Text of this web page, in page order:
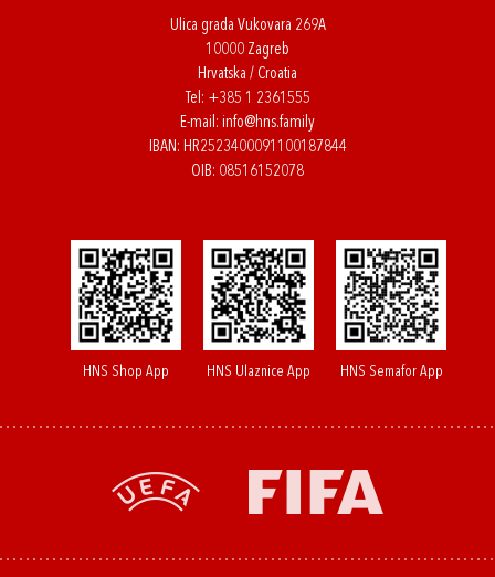
Ulica grada Vukovara 269A
10000 Zagreb
Hrvatska / Croatia
Tel: +385 1 2361555
E-mail: info@hns.family
IBAN: HR2523400091100187844
OIB: 08516152078
HNS Shop App HNS Ulaznice App HNS Semafor App